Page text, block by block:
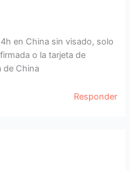
en China sin visado, solo
o la tarjeta de
de China
Responder